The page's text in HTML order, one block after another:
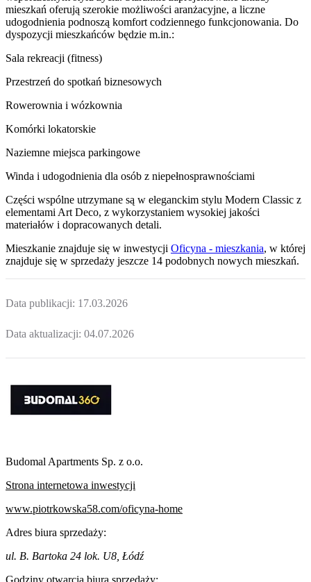
mieszkań oferują szerokie możliwości aranżacyjne, a liczne
udogodnienia podnoszą komfort codziennego funkcjonowania. Do
dyspozycji mieszkańców będzie m.in.:
Sala rekreacji (fitness)
Przestrzeń do spotkań biznesowych
Rowerownia i wózkownia
Komórki lokatorskie
Naziemne miejsca parkingowe
Winda i udogodnienia dla osób z niepełnosprawnościami
Części wspólne utrzymane są w eleganckim stylu Modern Classic z
elementami Art Deco, z wykorzystaniem wysokiej jakości
materiałów i dopracowanych detali.
Mieszkanie znajduje się w inwestycji Oficyna - mieszkania, w której
znajduje się w sprzedaży jeszcze 14 podobnych nowych mieszkań.
Data publikacji: 17.03.2026
Data aktualizacji: 04.07.2026
Budomal Apartments Sp. z o.o.
Strona internetowa inwestycji
www.piotrkowska58.com/oficyna-home
Adres biura sprzedaży:
ul. B. Bartoka 24 lok. U8, Łódź